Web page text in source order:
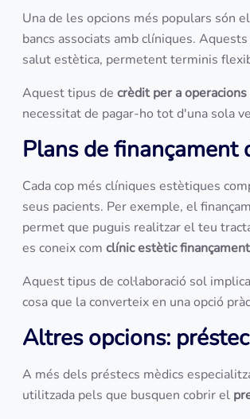
Una de les opcions més populars són
bancs associats amb clíniques.
salut estètica, permetent terminis
Aquest tipus de crèdit per a
necessitat de pagar-ho tot d'una sola
Plans de finançament
Cada cop més clíniques estètiques
seus pacients. Per exemple, el
permet que puguis realitzar el teu
es coneix com clínic estètic
Aquest tipus de col·laboració sol
cosa que la converteix en una opció
Altres opcions:
A més dels préstecs mèdics
utilitzada pels que busquen cobrir el